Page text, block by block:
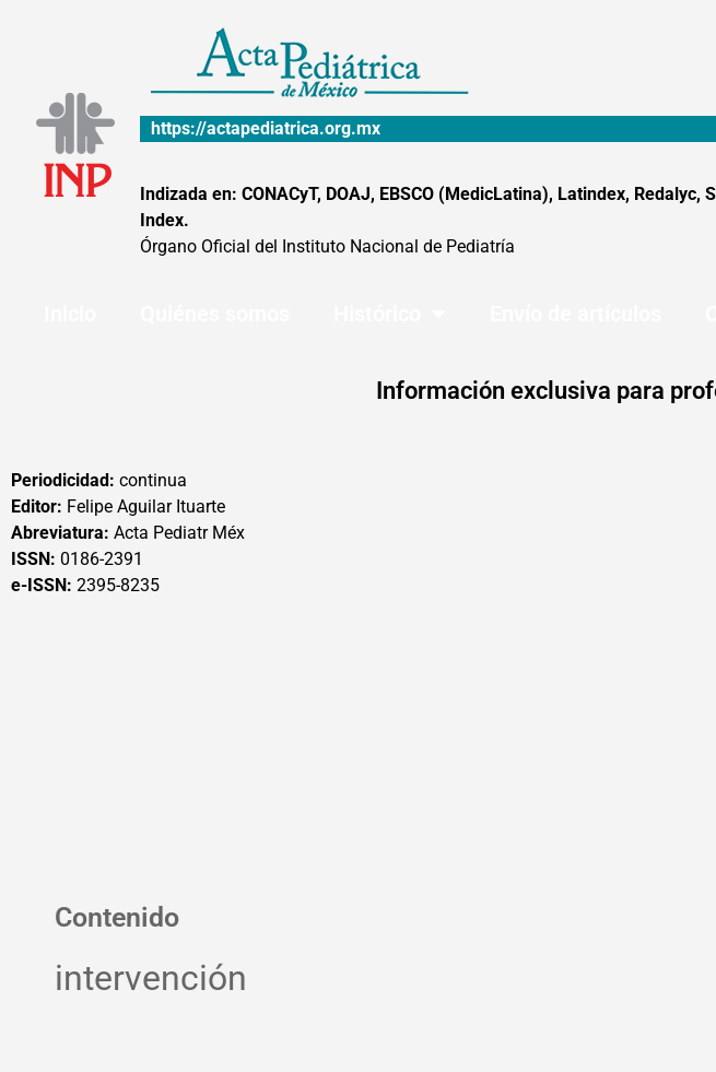
https://actapediatrica.org.mx
Indizada en: CONACyT, DOAJ, EBSCO (MedicLatina), Latindex, Redalyc,
Index.
Órgano Oficial del Instituto Nacional de Pediatría
Información exclusiva para
Periodicidad: continua
Editor: Felipe Aguilar Ituarte
Abreviatura: Acta Pediatr Méx
ISSN: 0186-2391
e-ISSN: 2395-8235
Contenido
intervención